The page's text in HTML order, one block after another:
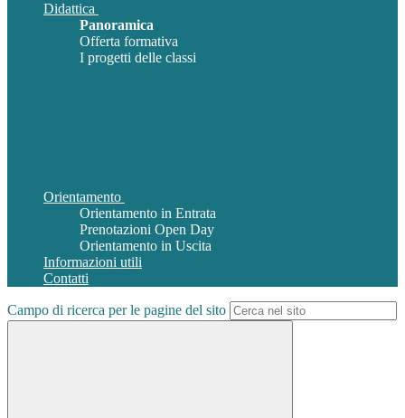
Didattica
Panoramica
Offerta formativa
I progetti delle classi
Orientamento
Orientamento in Entrata
Prenotazioni Open Day
Orientamento in Uscita
Informazioni utili
Contatti
Campo di ricerca per le pagine del sito